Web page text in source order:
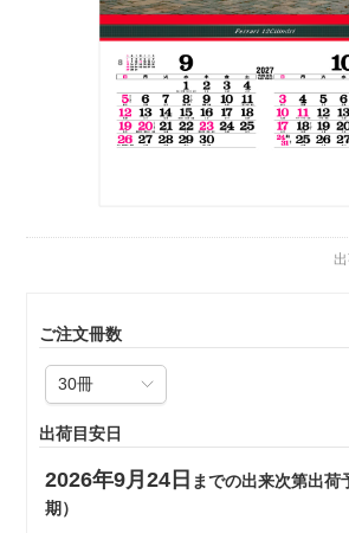
ご注文冊数
出荷目安日
2026年9月24日 までの出来次第出荷
期）